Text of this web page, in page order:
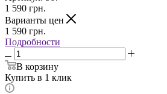
1 590 грн.
Варианты цен
1 590 грн.
Подробности
В корзину
Купить в 1 клик